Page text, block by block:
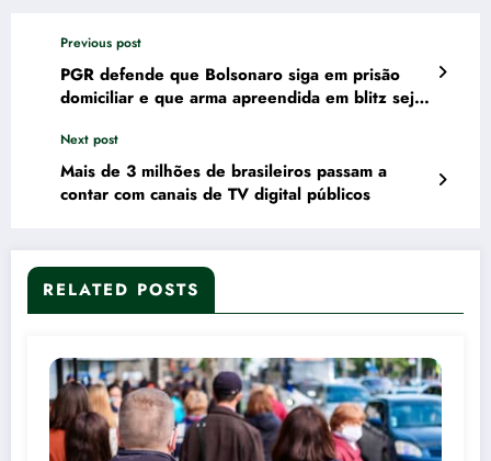
Previous post
PGR defende que Bolsonaro siga em prisão
domiciliar e que arma apreendida em blitz seja
Next post
Mais de 3 milhões de brasileiros passam a
contar com canais de TV digital públicos
RELATED POSTS